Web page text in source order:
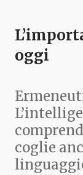
oggi
coglie